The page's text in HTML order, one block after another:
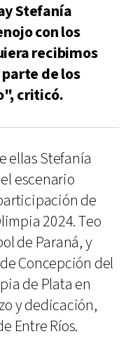
Stefanía
con los
recibimos
de los
criticó.
ellas Stefanía
escenario
de
2024. Teo
de Paraná, y
Concepción del
de Plata en
y dedicación,
Entre Ríos.